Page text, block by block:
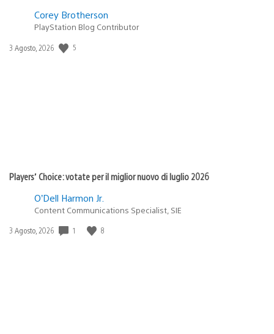
Corey Brotherson
PlayStation Blog Contributor
Data
3 Agosto, 2026 5
Players’ Choice: votate per il miglior nuovo di luglio 2026
O’Dell Harmon Jr.
Content Communications Specialist, SIE
Data
3 Agosto, 2026 1 8